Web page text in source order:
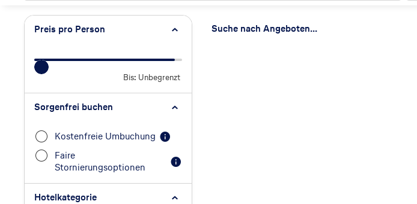
Preis pro Person
Bis: Unbegrenzt
Sorgenfrei buchen
Kostenfreie Umbuchung
Faire
Stornierungsoptionen
Hotelkategorie
Suchergebnisse
Suche nach Angeboten...